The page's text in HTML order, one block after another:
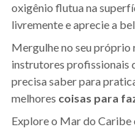
oxigênio flutua na
livremente e aprecie a
Mergulhe no seu próprio
instrutores profissionais
precisa saber para
melhores coisas para
Explore o Mar do